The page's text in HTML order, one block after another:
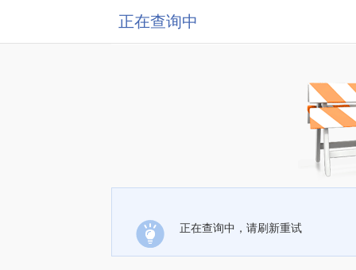
正在查询中
正在查询中，请刷新重试